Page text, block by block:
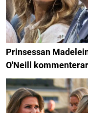
Prinsessan
O'Neill kommenterar